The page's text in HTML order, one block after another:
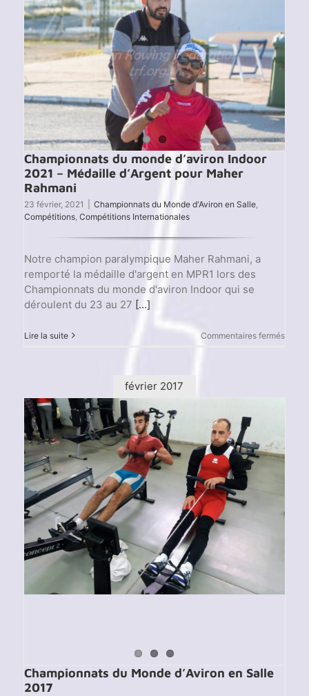
–
3
Championnats du monde d’aviron Indoor
2021 – Médaille d’Argent pour Maher
Rahmani
23 février, 2021 Championnats du Monde d'Aviron en Salle,
Compétitions, Compétitions Internationales
Notre champion paralympique Maher Rahmani, a
remporté la médaille d'argent en MPR1 lors des
Championnats du monde d'aviron Indoor qui se
déroulent du 23 au 27 [...]
Lire la suite Commentaires ferméssur
pour
février 2017
Championnats du Monde d’Aviron en Salle
2017